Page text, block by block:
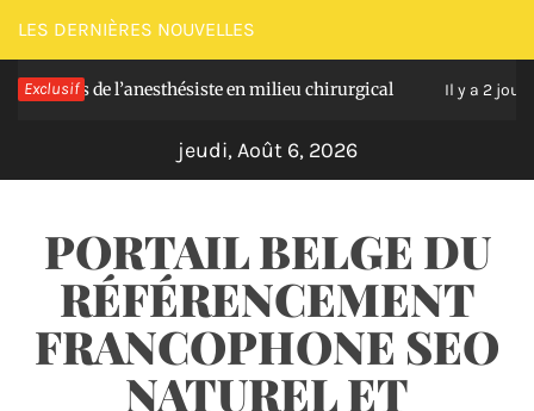
Passer
au
contenu
LES DERNIÈRES NOUVELLES
Exclusif
de l’anesthésiste en milieu chirurgical Il y a 2 jours
jeudi, Août 6, 2026
PORTAIL BELGE DU
RÉFÉRENCEMENT
FRANCOPHONE SEO
NATUREL ET